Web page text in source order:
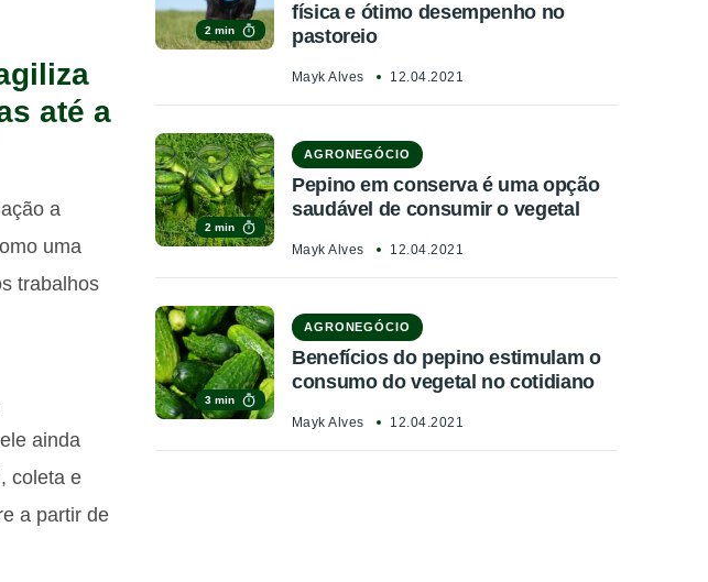
até a
a
uma
trabalhos
ainda
coleta e
a partir de
2 min
física e ótimo desempenho no
pastoreio
Mayk Alves 12.04.2021
2 min
AGRONEGÓCIO
Pepino em conserva é uma opção
saudável de consumir o vegetal
Mayk Alves 12.04.2021
3 min
AGRONEGÓCIO
Benefícios do pepino estimulam o
consumo do vegetal no cotidiano
Mayk Alves 12.04.2021